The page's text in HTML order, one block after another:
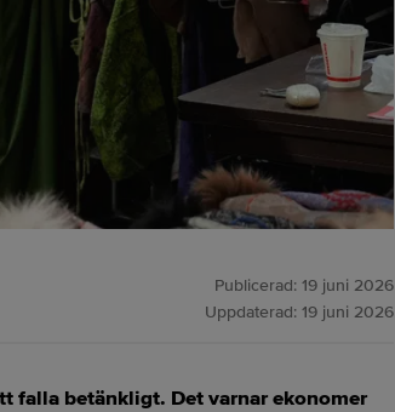
Publicerad: 19 juni 2026
Uppdaterad: 19 juni 2026
falla betänkligt. Det varnar ekonomer